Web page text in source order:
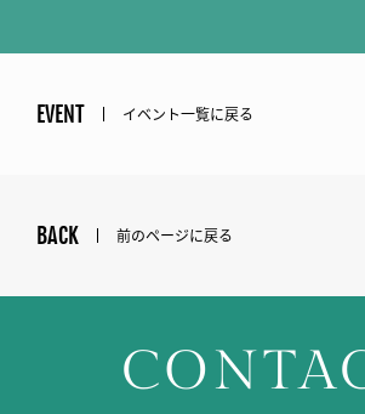
EVENT イベント一覧に戻る
BACK 前のページに戻る